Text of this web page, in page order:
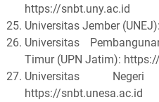
https://snbt.uny.ac.id
Universitas Jember
Universitas
Timur (UPN Jatim):
Universitas
https://snbt.unesa.ac.id